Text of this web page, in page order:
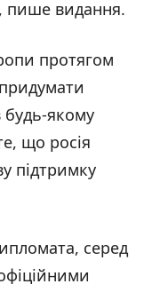
пише видання.
протягом
будь-якому
що росія
підтримку
серед